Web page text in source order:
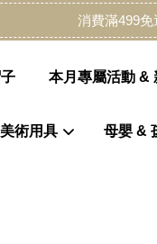
消費滿499
本月專屬活動 &
術用具 母嬰 &